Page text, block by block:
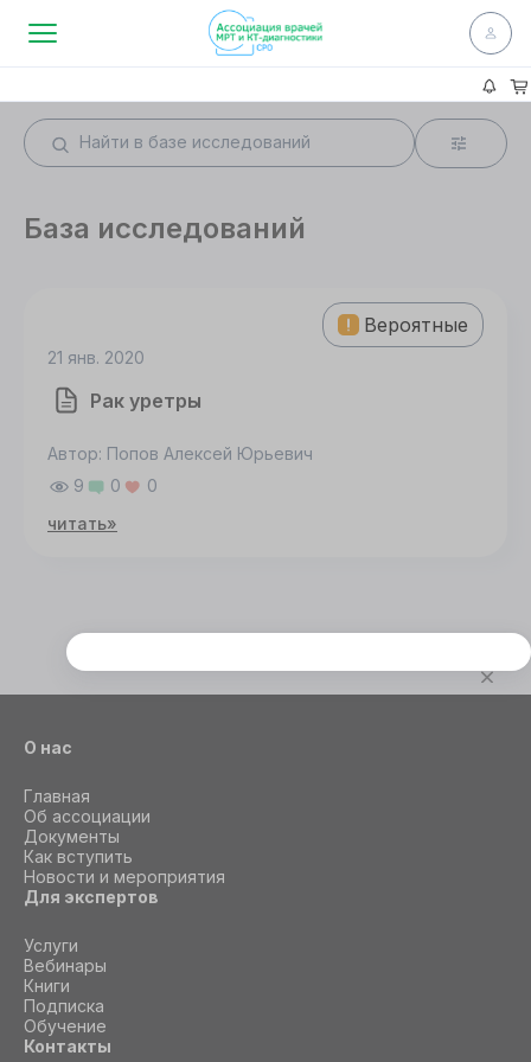
База исследований
Вероятные
21 янв. 2020
Рак уретры
Автор: Попов Алексей Юрьевич
9
0
0
читать»
О нас
Главная
Об ассоциации
Документы
Как вступить
Новости и мероприятия
Для экспертов
Услуги
Вебинары
Книги
Подписка
Обучение
Контакты
Этот сайт использует cookie
Для корректной работы данного сайта
СОГЛАСИЕ